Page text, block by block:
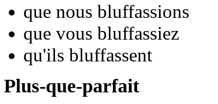
que nous bluffassions
que vous bluffassiez
qu'ils bluffassent
Plus-que-parfait